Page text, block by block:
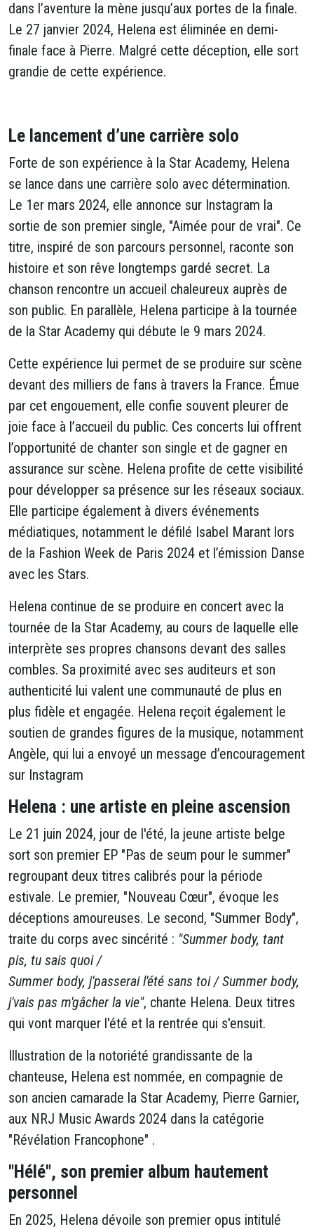
dans l’aventure la mène jusqu’aux portes de la finale.
Le 27 janvier 2024, Helena est éliminée en demi-
finale face à Pierre. Malgré cette déception, elle sort
grandie de cette expérience.
Le lancement d’une carrière solo
Forte de son expérience à la Star Academy, Helena
se lance dans une carrière solo avec détermination.
Le 1er mars 2024, elle annonce sur Instagram la
sortie de son premier single, "Aimée pour de vrai". Ce
titre, inspiré de son parcours personnel, raconte son
histoire et son rêve longtemps gardé secret. La
chanson rencontre un accueil chaleureux auprès de
son public. En parallèle, Helena participe à la tournée
de la Star Academy qui débute le 9 mars 2024.
Cette expérience lui permet de se produire sur scène
devant des milliers de fans à travers la France. Émue
par cet engouement, elle confie souvent pleurer de
joie face à l’accueil du public. Ces concerts lui offrent
l’opportunité de chanter son single et de gagner en
assurance sur scène. Helena profite de cette visibilité
pour développer sa présence sur les réseaux sociaux.
Elle participe également à divers événements
médiatiques, notamment le défilé Isabel Marant lors
de la Fashion Week de Paris 2024 et l’émission Danse
avec les Stars.
Helena continue de se produire en concert avec la
tournée de la Star Academy, au cours de laquelle elle
interprète ses propres chansons devant des salles
combles. Sa proximité avec ses auditeurs et son
authenticité lui valent une communauté de plus en
plus fidèle et engagée. Helena reçoit également le
soutien de grandes figures de la musique, notamment
Angèle, qui lui a envoyé un message d’encouragement
sur Instagram
Helena : une artiste en pleine ascension
Le 21 juin 2024, jour de l'été, la jeune artiste belge
sort son premier EP "Pas de seum pour le summer"
regroupant deux titres calibrés pour la période
estivale. Le premier, "Nouveau Cœur", évoque les
déceptions amoureuses. Le second, "Summer Body",
traite du corps avec sincérité : "Summer body, tant
pis, tu sais quoi /
Summer body, j'passerai l'été sans toi / Summer body,
j'vais pas m'gâcher la vie", chante Helena. Deux titres
qui vont marquer l'été et la rentrée qui s'ensuit.
Illustration de la notoriété grandissante de la
chanteuse, Helena est nommée, en compagnie de
son ancien camarade la Star Academy, Pierre Garnier,
aux NRJ Music Awards 2024 dans la catégorie
"Révélation Francophone" .
"Hélé", son premier album hautement
personnel
En 2025, Helena dévoile son premier opus intitulé